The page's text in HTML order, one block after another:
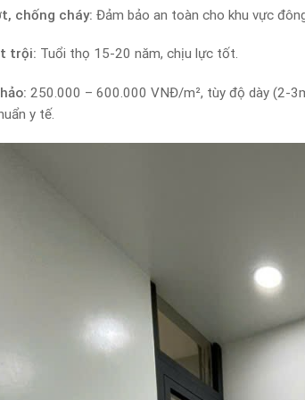
chống cháy: Đảm bảo an toàn cho khu vực
trội: Tuổi thọ 15-20 năm, chịu lực tốt.
250.000 – 600.000 VNĐ/m², tùy độ dày (2-
y tế.